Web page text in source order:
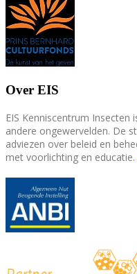
Over EIS
EIS Kenniscentrum
andere ongewervelden. De
adviezen over beleid en
met voorlichting en educatie.